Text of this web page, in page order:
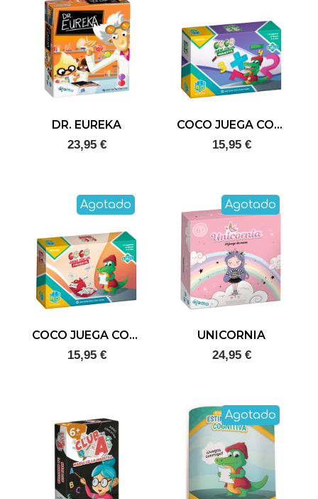
DR. EUREKA
23,95 €
COCO JUEGA CON LOS NÚMEROS
15,95 €
COCO JUEGA CON LAS PALABRAS
15,95 €
Agotado
UNICORNIA
24,95 €
Agotado
Agotado